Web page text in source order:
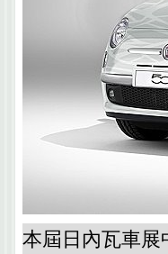
本屆日內瓦車展